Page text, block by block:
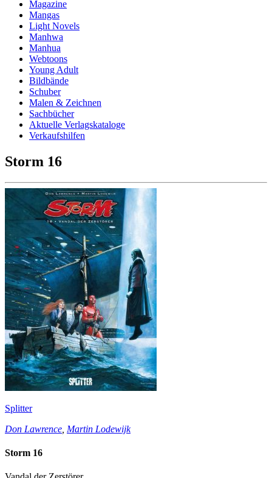
Magazine
Mangas
Light Novels
Manhwa
Manhua
Webtoons
Young Adult
Bildbände
Schuber
Malen & Zeichnen
Sachbücher
Aktuelle Verlagskataloge
Verkaufshilfen
Storm 16
Splitter
Don Lawrence Martin Lodewijk
Storm 16